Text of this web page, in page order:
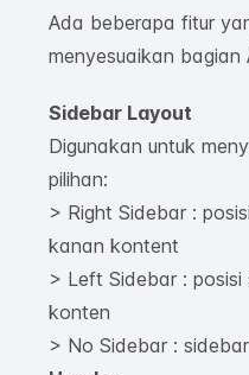
Ada beberapa fitur
menyesuaikan
Sidebar Layout
Digunakan untuk
pilihan:
> Right Sidebar :
kanan kontent
> Left Sidebar :
konten
> No Sidebar :